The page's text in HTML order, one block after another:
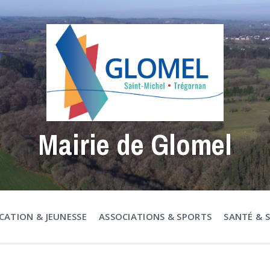
Mairie de Glomel
& JEUNESSE ASSOCIATIONS & SPORTS SANTÉ &